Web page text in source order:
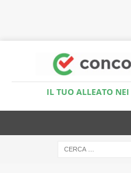
IL TUO ALLEATO